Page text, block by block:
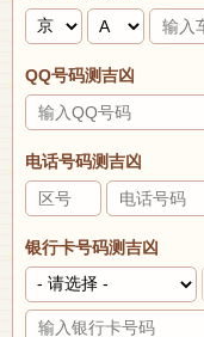
QQ号码测吉凶
电话号码测吉凶
银行卡号码测吉凶